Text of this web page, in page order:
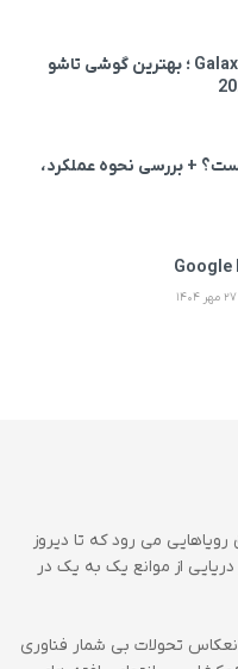
بررسی Galaxy Z Fold8 Ultra ؛ بهترین گوشی تاشو
+ بررسی نحوه عملکرد،
می رود که تا دیروز
از موانع یک به یک در
تحولات بی شمار فناوری